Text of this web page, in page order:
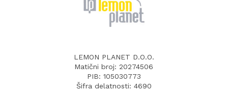
LEMON PLANET D.O.O.
Matični broj: 20274506
PIB: 105030773
Šifra delatnosti: 4690